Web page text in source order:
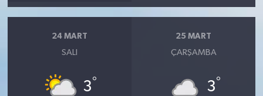
24 MART
SALI
3°
25 MART
ÇARŞAMBA
3°